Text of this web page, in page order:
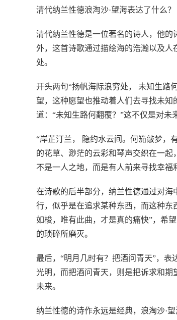
清代纳兰性德浪淘沙·望海表达了什么？
清代纳兰性德是一位著名的诗人，他的
外，这首诗歌通过描绘海的浩瀚以及
处。
开头两句“扬帆海际浪穷处， 未知生路
望，这种愿望也推动着人们去寻找未
道：“未知生路何翻覆？”这不仅是对未
“岸芷汀兰， 隐约水云间。何笳敲梦，
的花草、渺茫的云彩和琴声交织在一
不是一人之地，而是有人前来寻找幸福
在诗歌的后半部分，纳兰性德通过对
行，似乎是在追求某种东西，而这种东
如梭，唯有此曲，才是真的痛快”，希
的琐碎所磨灭。
最后，“明月几时有？把酒问青天”，
光明，而把酒问青天，则是把诉求和
未来。
纳兰性德的诗作永远是经典，浪淘沙·